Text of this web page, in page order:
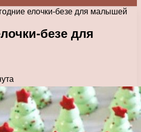
елочки-безе для малышей
безе для